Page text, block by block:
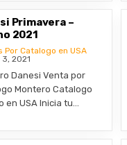
Primavera –
2021
Por Catalogo en USA
3, 2021
Danesi Venta por
Montero Catalogo
en USA Inicia tu…